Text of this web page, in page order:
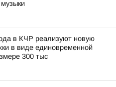
музыки
в КЧР реализуют новую
в виде единовременной
300 тыс